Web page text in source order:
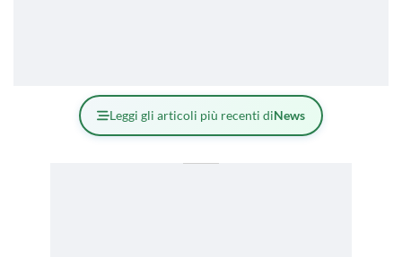
Leggi gli articoli più recenti diNews